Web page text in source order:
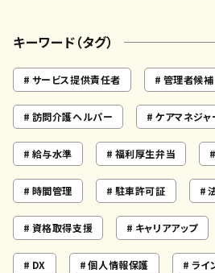
キーワード（タグ）
サービス提供責任者 管理者候補
訪問介護ヘルパー ケアマネジャ
給与水準 福利厚生弁当
時間管理 駐車許可証
資格取得支援 キャリアアップ
DX 個人情報保護 ライ